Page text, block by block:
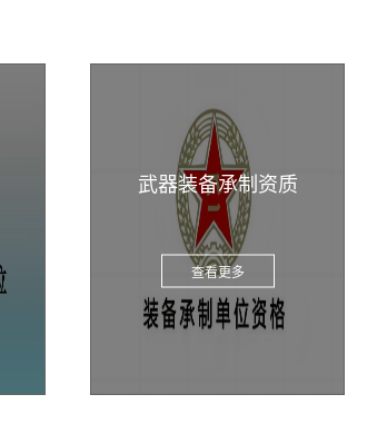
武器装备生产许可
查看更多